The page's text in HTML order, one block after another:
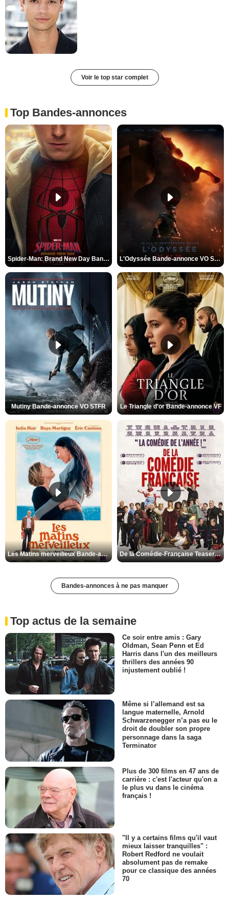
Voir le top star complet
Top Bandes-annonces
Spider-Man: Brand New Day Bande-annonce VO STFR L'Odyssée Bande-annonce VO STFR
Mutiny Bande-annonce VO STFR Le Triangle d'or Bande-annonce VF
Les Matins merveilleux Bande-annonce VF De la Comédie-Française Teaser VF
Bandes-annonces à ne pas manquer
Top actus de la semaine
Ce soir entre amis : Gary
Oldman, Sean Penn et Ed
Harris dans l'un des meilleurs
thrillers des années 90
injustement oublié !
Même si l’allemand est sa
langue maternelle, Arnold
Schwarzenegger n’a pas eu le
droit de doubler son propre
personnage dans la saga
Terminator
Plus de 300 films en 47 ans de
carrière : c'est l'acteur qu'on a
le plus vu dans le cinéma
français !
"Il y a certains films qu'il vaut
mieux laisser tranquilles" :
Robert Redford ne voulait
absolument pas de remake
pour ce classique des années
70